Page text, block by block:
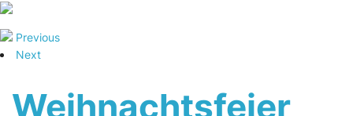
Previous
Next
Weihnachtsfeier